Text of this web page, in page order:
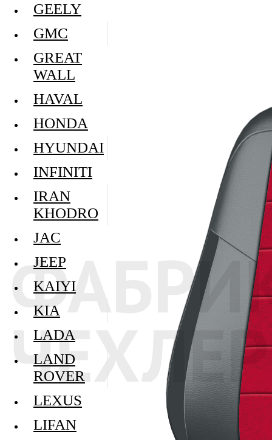
GEELY
GMC
GREAT
WALL
HAVAL
HONDA
HYUNDAI
INFINITI
IRAN
KHODRO
JAC
JEEP
KAIYI
KIA
LADA
LAND
ROVER
LEXUS
LIFAN